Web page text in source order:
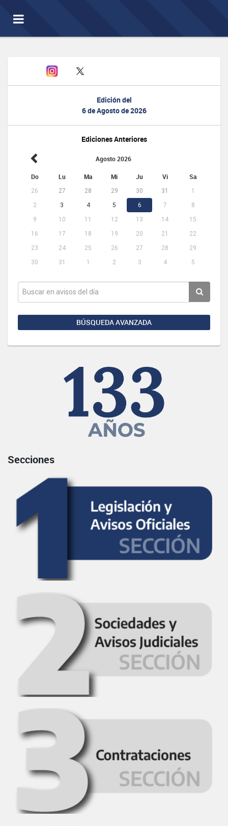
Toggle
navigation
Edición del
6 de Agosto de 2026
Ediciones Anteriores
Agosto 2026
Do Lu Ma Mi Ju Vi Sa
26 27 28 29 30 31
1
2
3 4 5 6 7
8
9
10 11 12 13 14
15
16
17 18 19 20 21
22
23
24 25 26 27 28
29
30
31 1 2 3 4 5
BÚSQUEDA AVANZADA
Secciones